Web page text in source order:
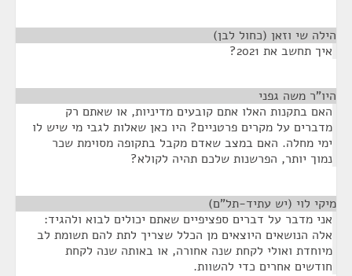
הילה שי וזאן (כחול לבן)
איך תחשב את 2021?
היו"ר משה גפני
האם בתקנות האלו אתם קובעים מדיניות, או שאתם רק
מדברים על מקרים פרטניים? היו כאן שאלות לגבי מי שיש לו
ימי מחלה. האם במצב שאדם מקבל בתקופה מסוימת שכר
נמוך יותר, הפרשנות שלכם תהיה לקולא?
מיקי לוי (יש עתיד-תל"ם)
אני מדבר על דברים ספציפיים שאתם יכולים לבוא ולהגיד:
אלה הנושאים היוצאים מן הכלל שצריך לתת להם תשומת לב
מיוחדת ואולי לקחת שנה אחורה, או באותה שנה לקחת
חודשים אחרים כדי להשוות.